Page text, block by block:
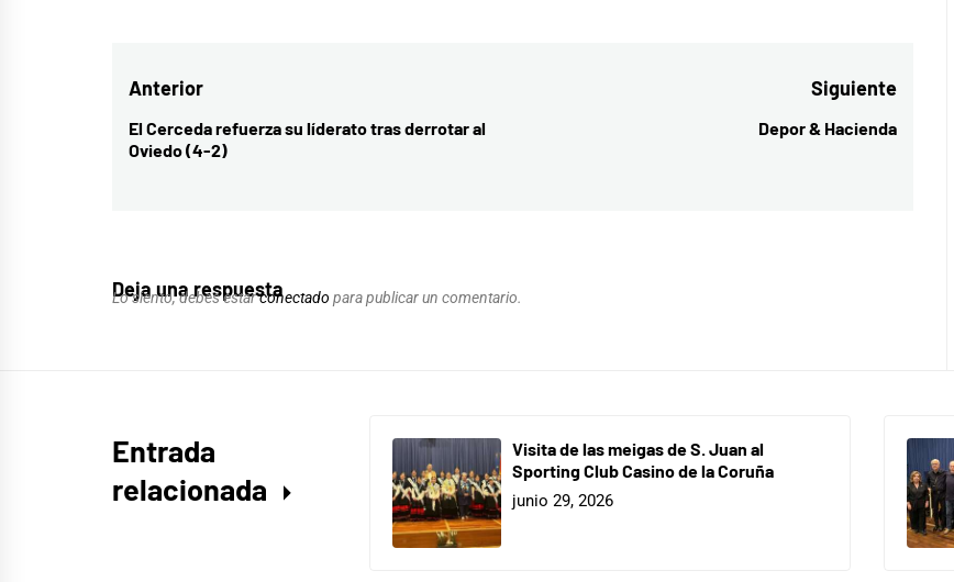
Navegación
de
entradas
Anterior
Entrada
anterior:
El Cerceda refuerza su líderato tras derrotar al
Oviedo (4-2)
Siguiente
Entrada
Depor & Hacienda
Deja una respuesta
Lo siento, debes estarconectado para publicar un comentario.
Entrada
relacionada
Visita de las meigas de S. Juan al
Sporting Club Casino de la Coruña
junio 29, 2026